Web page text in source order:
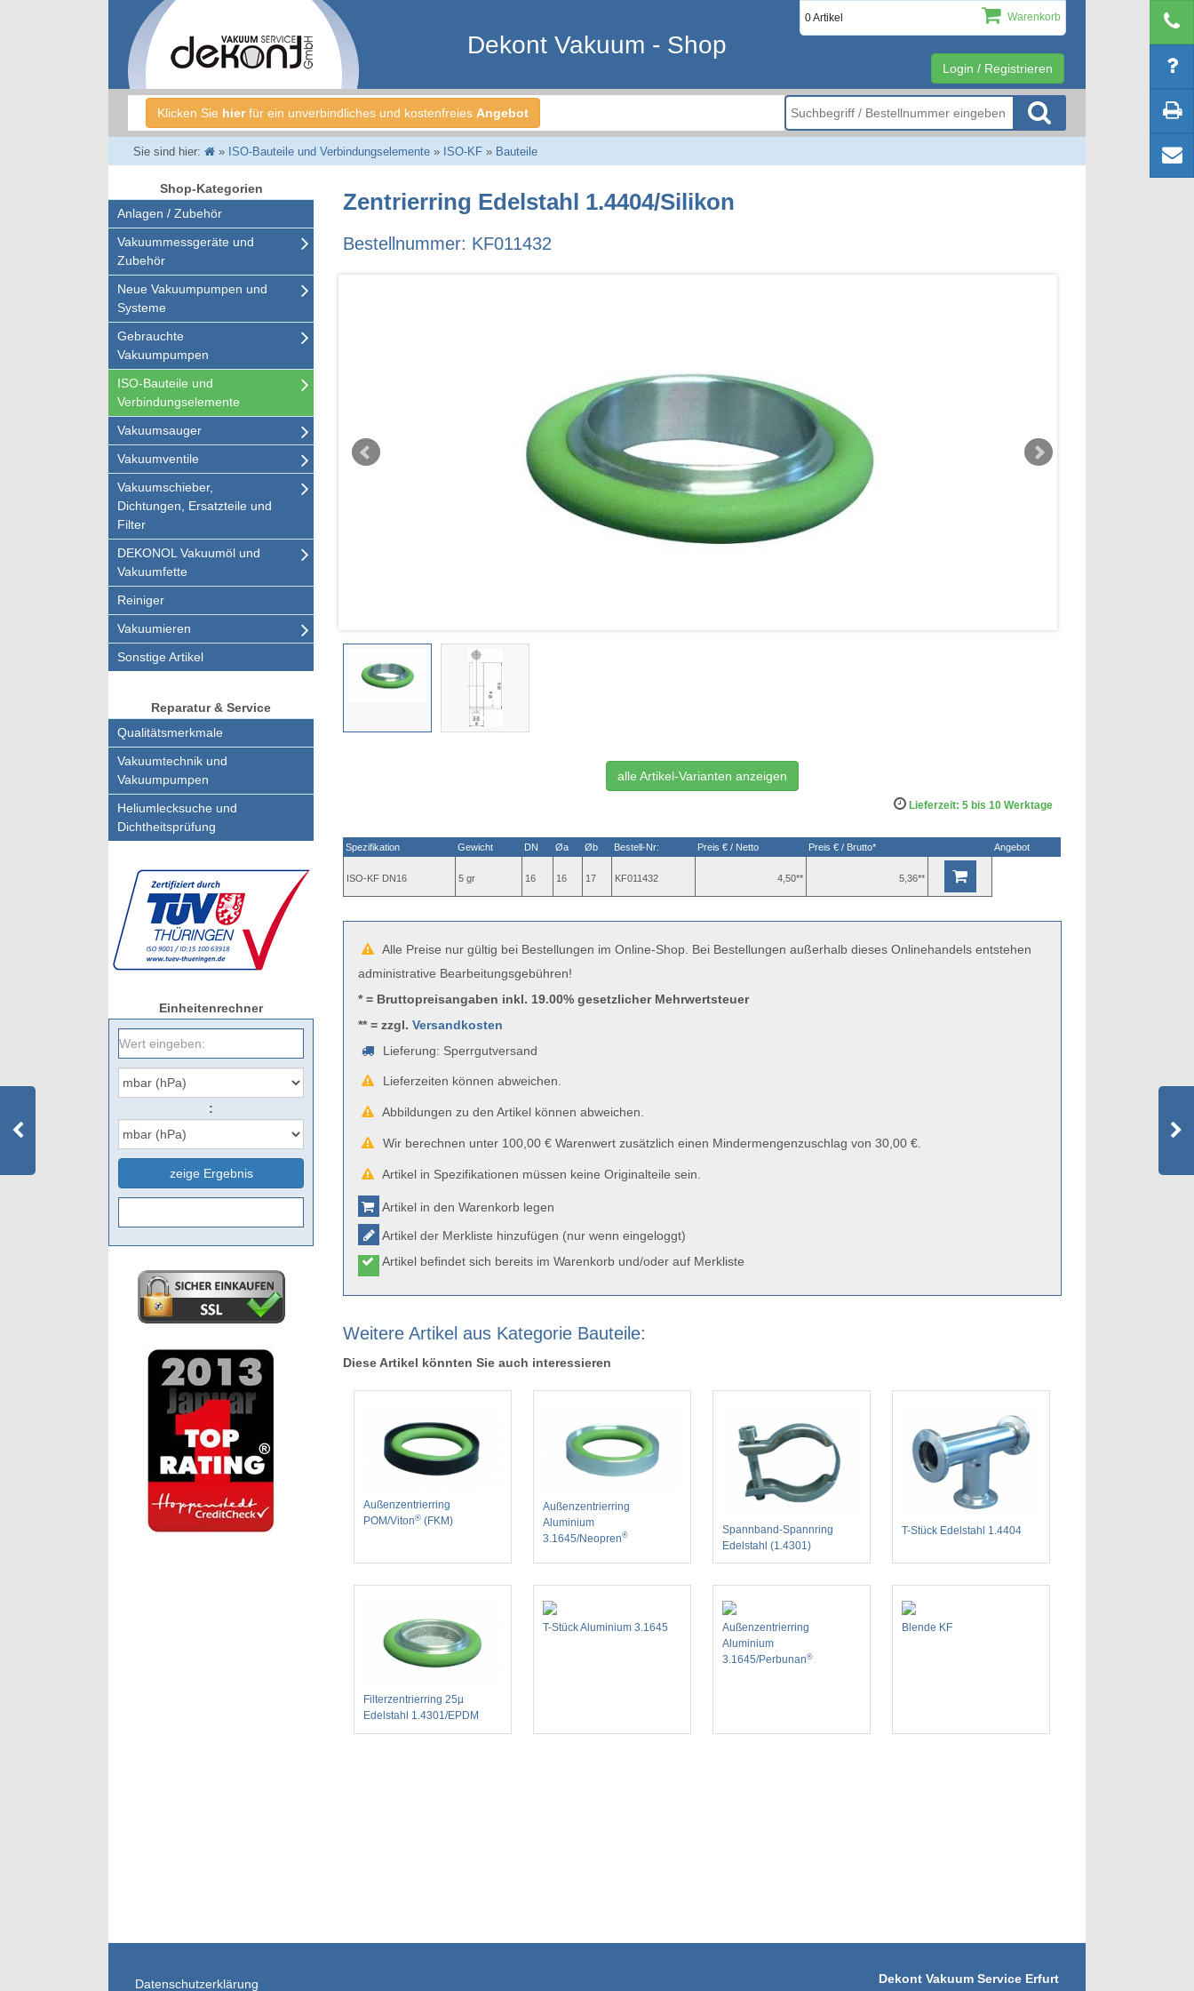
Login / Registrieren
0 Artikel Warenkorb
Dekont Vakuum - Shop
Klicken Sie hierfür ein unverbindliches und kostenfreies Angebot
Sie sind hier: » ISO-Bauteile und Verbindungselemente» ISO-KF» Bauteile
Shop-Kategorien
Anlagen / Zubehör
Vakuummessgeräte und
Zubehör
Neue Vakuumpumpen und
Systeme
Gebrauchte
Vakuumpumpen
ISO-Bauteile und
Verbindungselemente
Vakuumsauger
Vakuumventile
Vakuumschieber,
Dichtungen, Ersatzteile und
Filter
DEKONOL Vakuumöl und
Vakuumfette
Reiniger
Vakuumieren
Sonstige Artikel
Reparatur & Service
Qualitätsmerkmale
Vakuumtechnik und
Vakuumpumpen
Heliumlecksuche und
Dichtheitsprüfung
Einheitenrechner
:
zeige Ergebnis
Zentrierring Edelstahl 1.4404/Silikon
Bestellnummer: KF011432
alle Artikel-Varianten anzeigen
Lieferzeit: 5 bis 10 Werktage
Spezifikation Gewicht DN Øa Øb Bestell-Nr: Preis € / Netto Preis € / Brutto* Angebot
ISO-KF DN16 5 gr 16 16 17 KF011432 4,50** 5,36**
Alle Preise nur gültig bei Bestellungen im Online-Shop. Bei Bestellungen außerhalb dieses Onlinehandels entstehen
administrative Bearbeitungsgebühren!
* = Bruttopreisangaben inkl. 19.00% gesetzlicher Mehrwertsteuer
** = zzgl.Versandkosten
Lieferung: Sperrgutversand
Lieferzeiten können abweichen.
Abbildungen zu den Artikel können abweichen.
Wir berechnen unter 100,00 € Warenwert zusätzlich einen Mindermengenzuschlag von 30,00 €.
Artikel in Spezifikationen müssen keine Originalteile sein.
Artikel in den Warenkorb legen
Artikel der Merkliste hinzufügen (nur wenn eingeloggt)
Artikel befindet sich bereits im Warenkorb und/oder auf Merkliste
Weitere Artikel aus Kategorie Bauteile:
Diese Artikel könnten Sie auch interessieren
Außenzentrierring
POM/Viton® (FKM)
Außenzentrierring
Aluminium
3.1645/Neopren®
Spannband-Spannring
Edelstahl (1.4301)
T-Stück Edelstahl 1.4404
Filterzentrierring 25µ
Edelstahl 1.4301/EPDM
T-Stück Aluminium 3.1645
Außenzentrierring
Aluminium
3.1645/Perbunan®
Blende KF
Datenschutzerklärung
Dekont Vakuum Service Erfurt